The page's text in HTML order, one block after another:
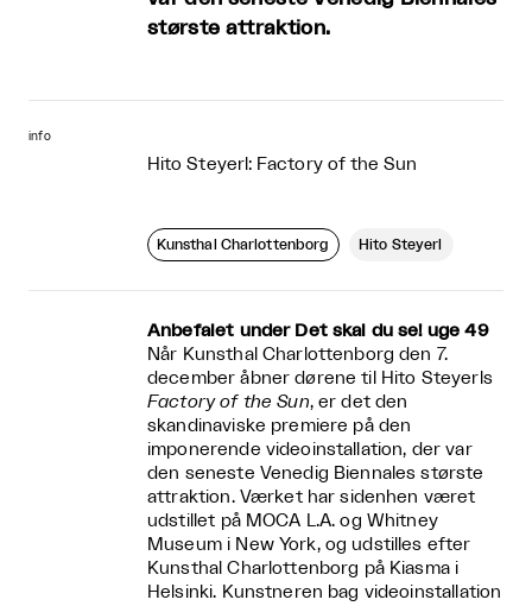
største attraktion.
info
Hito Steyerl: Factory of the Sun
Kunsthal Charlottenborg Hito Steyerl
Anbefalet under Det skal du se! uge 49
Når Kunsthal Charlottenborg den 7.
december åbner dørene til Hito Steyerls
Factory of the Sun, er det den
skandinaviske premiere på den
imponerende videoinstallation, der var
den seneste Venedig Biennales største
attraktion. Værket har sidenhen været
udstillet på MOCA L.A. og Whitney
Museum i New York, og udstilles efter
Kunsthal Charlottenborg på Kiasma i
Helsinki. Kunstneren bag videoinstallation